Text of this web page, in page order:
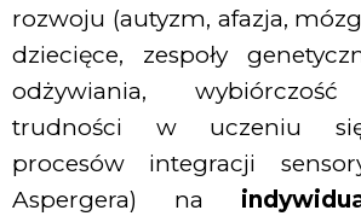
rozwoju (autyzm, afazja,
dziecięce, zespoły
odżywiania, wybiórczość
trudności w uczeniu
procesów integracji
Aspergera) na